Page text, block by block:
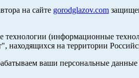
на сайте gorodglazov.com
(информационные
находящихся на территории
ваши персональные